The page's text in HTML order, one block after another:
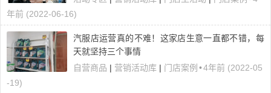
年前 (2022-06-16)
汽服店运营真的不难！这家店生意一直都不错，每
天就坚持三个事情
自营商品 | 营销活动库 | 门店案例 •4年前 (2022-05
-19)
程